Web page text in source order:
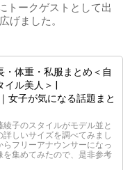
トークゲストとして出
げました。
・体重・私服まとめ＜自
ル美人＞ |
女子が気になる話題まと
子のスタイルがモデル並と
しいサイズを調べてみまし
フリーアナウンサーになっ
集めてみたので、是非参考